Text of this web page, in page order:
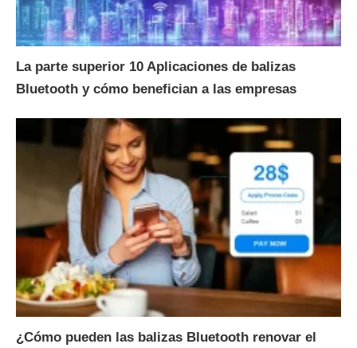
La parte superior 10 Aplicaciones de balizas
Bluetooth y cómo benefician a las empresas
¿Cómo pueden las balizas Bluetooth renovar el